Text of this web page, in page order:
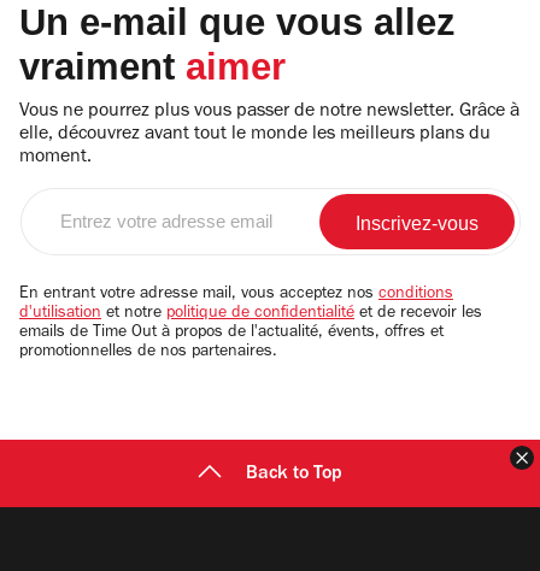
Un e-mail que vous allez
vraiment aimer
Vous ne pourrez plus vous passer de notre newsletter. Grâce à
elle, découvrez avant tout le monde les meilleurs plans du
moment.
email
En entrant votre adresse mail, vous acceptez nos conditions
d'utilisation et notre politique de confidentialité et de recevoir les
emails de Time Out à propos de l'actualité, évents, offres et
promotionnelles de nos partenaires.
Back to Top